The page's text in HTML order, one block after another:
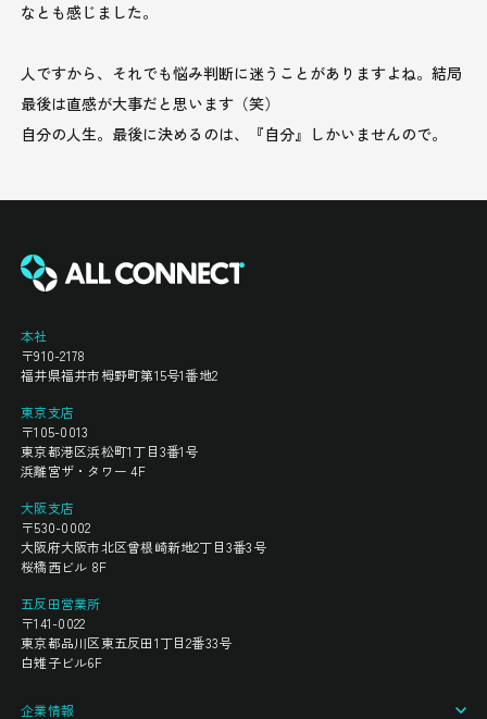
なとも感じました。
人ですから、それでも悩み判断に迷うことがありますよね。結局
最後は直感が大事だと思います（笑）
自分の人生。最後に決めるのは、『自分』しかいませんので。
本社
〒910-2178
福井県福井市栂野町第15号1番地2
東京支店
〒105-0013
東京都港区浜松町1丁目3番1号
浜離宮ザ・タワー 4F
大阪支店
〒530-0002
大阪府大阪市北区曾根崎新地2丁目3番3号
桜橋西ビル 8F
五反田営業所
〒141-0022
東京都品川区東五反田1丁目2番33号
白雉子ビル6F
企業情報